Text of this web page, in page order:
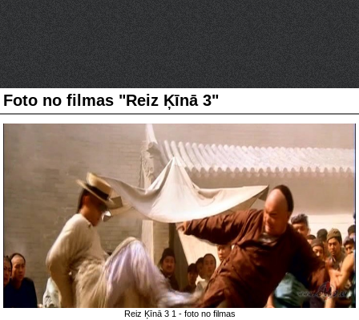
Foto no filmas "Reiz Ķīnā 3"
Reiz Ķīnā 3 1 - foto no filmas